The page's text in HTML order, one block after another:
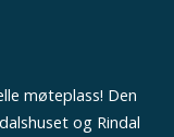
møteplass! Den
og Rindal